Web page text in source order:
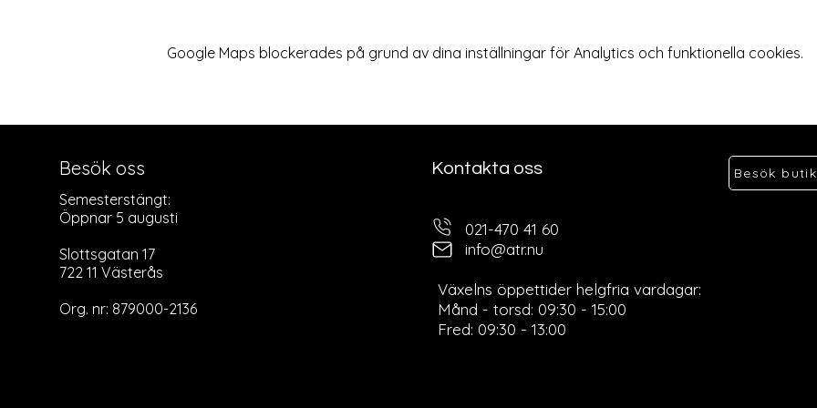
Google Maps blockerades på grund av dina inställningar för Analytics och funktionella cookies.
Besök oss
Semesterstängt:
Öppnar 5 augusti
Slottsgatan 17
722 11 Västerås
Org. nr: 879000-2136
Kontakta oss Besök
021-470 41 60
info@atr.nu
Växelns öppettider helgfria vardagar:
Månd - torsd: 09:30 - 15:00
Fred: 09:30 - 13:00